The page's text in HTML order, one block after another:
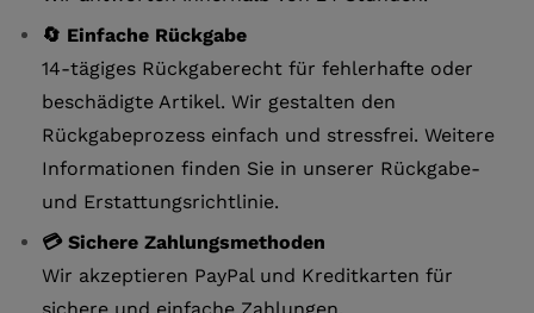
🔄 Einfache Rückgabe
14-tägiges Rückgaberecht für fehlerhafte oder
beschädigte Artikel. Wir gestalten den
Rückgabeprozess einfach und stressfrei. Weitere
Informationen finden Sie in unserer Rückgabe-
und Erstattungsrichtlinie.
💳 Sichere Zahlungsmethoden
Wir akzeptieren PayPal und Kreditkarten für
sichere und einfache Zahlungen.